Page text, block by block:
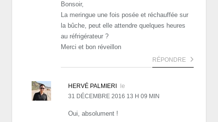
Bonsoir,
La meringue une fois posée et réchauffée sur
la bûche, peut elle attendre quelques heures
au réfrigérateur ?
Merci et bon réveillon
RÉPONDRE
HERVÉ PALMIERI
le
31 DÉCEMBRE 2016 13 H 09 MIN
Oui, absolument !